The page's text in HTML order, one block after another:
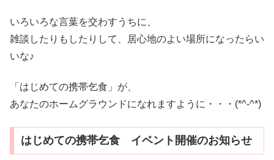
いろいろな言葉を交わすうちに、
雑談したりもしたりして、居心地のよい場所になったらい
いな♪
「はじめての携帯乞食」が、
あなたのホームグラウンドになれますように・・・(*^-^*)
はじめての携帯乞食 イベント開催のお知らせ